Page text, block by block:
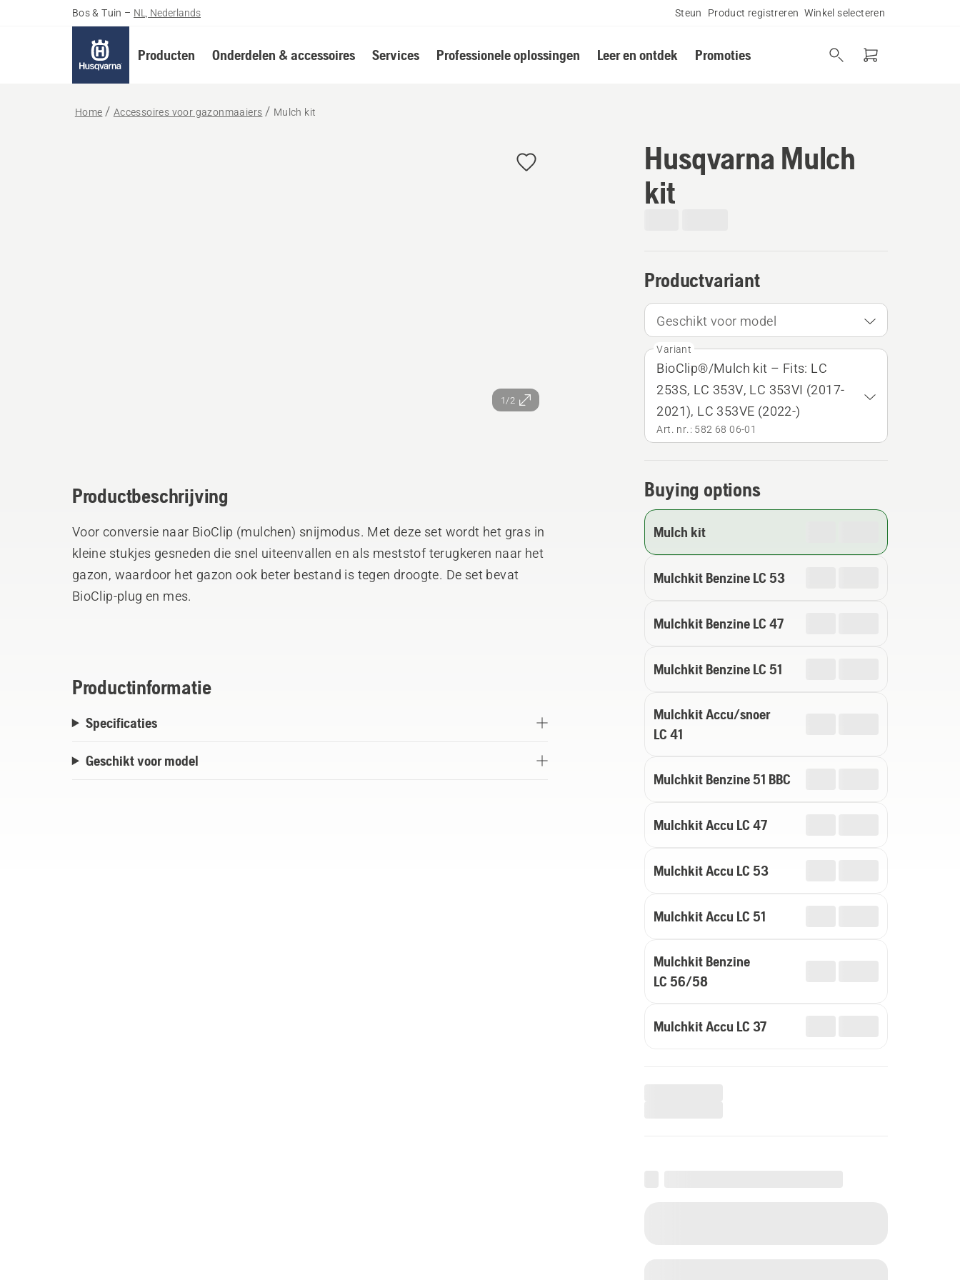
Bos & Tuin – NL, Nederlands Steun Product registreren Winkel selecteren
Producten Onderdelen & accessoires Services Professionele oplossingen Leer en ontdek Promoties
Home Accessoires voor gazonmaaiers Mulch kit
1/2
Husqvarna Mulch
kit
Productvariant
Geschikt voor model
Variant
BioClip®/Mulch kit – Fits: LC
253S, LC 353V, LC 353VI (2017-
2021), LC 353VE (2022-)
Art. nr.: 582 68 06‑01
Buying options
Mulch kit
Mulchkit Benzine LC 53
Mulchkit Benzine LC 47
Mulchkit Benzine LC 51
Mulchkit Accu/snoer
LC 41
Mulchkit Benzine 51 BBC
Mulchkit Accu LC 47
Mulchkit Accu LC 53
Mulchkit Accu LC 51
Mulchkit Benzine
LC 56/58
Mulchkit Accu LC 37
Productbeschrijving
Voor conversie naar BioClip (mulchen) snijmodus. Met deze set wordt het gras in
kleine stukjes gesneden die snel uiteenvallen en als meststof terugkeren naar het
gazon, waardoor het gazon ook beter bestand is tegen droogte. De set bevat
BioClip-plug en mes.
Productinformatie
Specificaties
Geschikt voor model